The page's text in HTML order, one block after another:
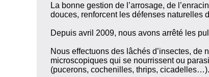
La bonne gestion de l’arrosage, de
douces, renforcent les défenses naturelles
Depuis avril 2009, nous avons arrêté les
Nous effectuons des lâchés d’insectes, de
microscopiques qui se nourrissent ou
(pucerons, cochenilles, thrips, cicadelles…).